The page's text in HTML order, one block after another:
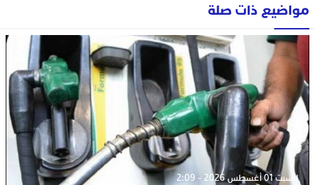
مواضيع ذات صلة
السبت 01 أغسطس 2026 - 2:09